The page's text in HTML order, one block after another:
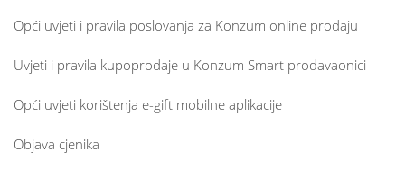
Opći uvjeti i pravila poslovanja za Konzum online prodaju
Uvjeti i pravila kupoprodaje u Konzum Smart prodavaonici
Opći uvjeti korištenja e-gift mobilne aplikacije
Objava cjenika